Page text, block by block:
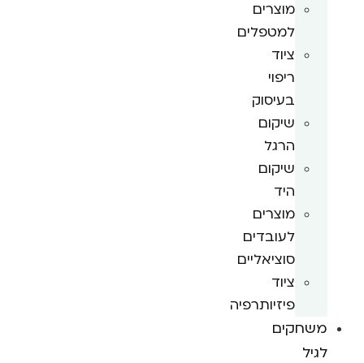
מוצרים
למטפלים
ציוד
ריפוי
בעיסוק
שיקום
הרגל
שיקום
היד
מוצרים
לעובדים
סוציאליים
ציוד
פיזיותרפיה
משחקים
לגיל